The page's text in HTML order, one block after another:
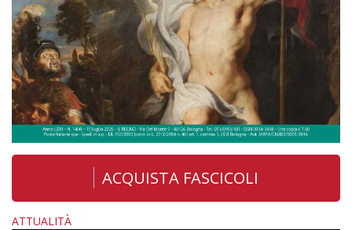
ACQUISTA FASCICOLI
ATTUALITÀ